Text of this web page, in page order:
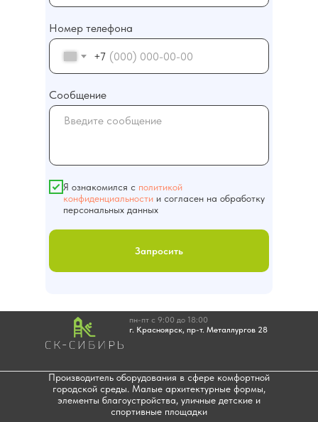
Номер телефона
+7
Сообщение
Я ознакомился с политикой
конфиденциальности и согласен на обработку
персональных данных
Запросить
info@sk-sibir.ru
Производитель оборудования в сфере комфортной
городской среды. Малые архитектурные формы,
элементы благоустройства, уличные детские и
спортивные площадки
Главная
пн-пт с 9:00 до 18:00
г. Красноярск, пр-т. Металлургов 28
заказа оставьте
свяжемся с Вами
О компании